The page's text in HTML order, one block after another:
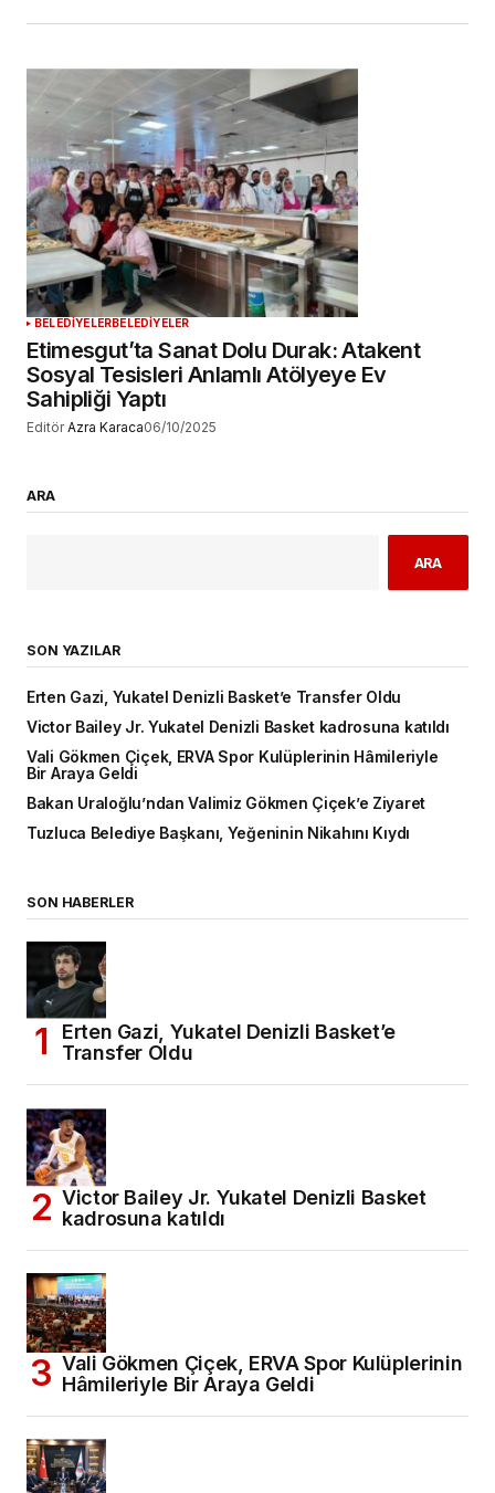
BELEDİYELERBELEDİYELER
Etimesgut’ta Sanat Dolu Durak: Atakent
Sosyal Tesisleri Anlamlı Atölyeye Ev
Sahipliği Yaptı
Editör Azra Karaca06/10/2025
ARA
ARA
SON YAZILAR
Erten Gazi, Yukatel Denizli Basket’e Transfer Oldu
Victor Bailey Jr. Yukatel Denizli Basket kadrosuna katıldı
Vali Gökmen Çiçek, ERVA Spor Kulüplerinin Hâmileriyle
Bir Araya Geldi
Bakan Uraloğlu’ndan Valimiz Gökmen Çiçek’e Ziyaret
Tuzluca Belediye Başkanı, Yeğeninin Nikahını Kıydı
SON HABERLER
Erten Gazi, Yukatel Denizli Basket’e
Transfer Oldu
Victor Bailey Jr. Yukatel Denizli Basket
kadrosuna katıldı
Vali Gökmen Çiçek, ERVA Spor Kulüplerinin
Hâmileriyle Bir Araya Geldi